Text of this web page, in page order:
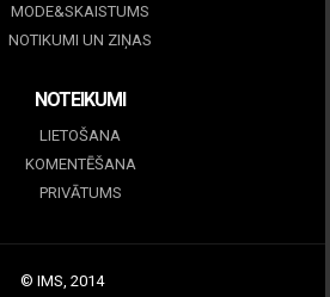
MODE&SKAISTUMS
NOTIKUMI UN ZIŅAS
NOTEIKUMI
LIETOŠANA
KOMENTĒŠANA
PRIVĀTUMS
© IMS, 2014